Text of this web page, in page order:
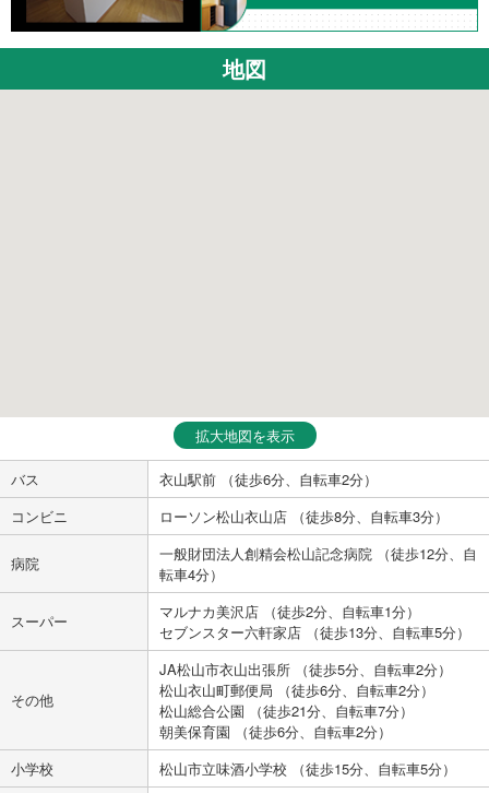
地図
拡大地図を表示
バス
衣山駅前 （徒歩6分、自転車2分）
コンビニ
ローソン松山衣山店 （徒歩8分、自転車3分）
病院
一般財団法人創精会松山記念病院 （徒歩12分、自
転車4分）
スーパー
マルナカ美沢店 （徒歩2分、自転車1分）
セブンスター六軒家店 （徒歩13分、自転車5分）
その他
JA松山市衣山出張所 （徒歩5分、自転車2分）
松山衣山町郵便局 （徒歩6分、自転車2分）
松山総合公園 （徒歩21分、自転車7分）
朝美保育園 （徒歩6分、自転車2分）
小学校
松山市立味酒小学校 （徒歩15分、自転車5分）